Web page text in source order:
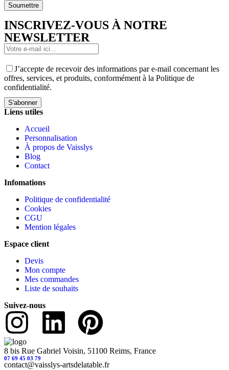
Soumettre
INSCRIVEZ-VOUS À NOTRE
NEWSLETTER
J’accepte de recevoir des informations par e-mail concernant les
offres, services, et produits, conformément à la Politique de
confidentialité.
S'abonner
Liens utiles
Accueil
Personnalisation
À propos de Vaisslys
Blog
Contact
Infomations
Politique de confidentialité
Cookies
CGU
Mention légales
Espace client
Devis
Mon compte
Mes commandes
Liste de souhaits
Suivez-nous
8 bis Rue Gabriel Voisin, 51100 Reims, France
07 69 45 03 79
contact@vaisslys-artsdelatable.fr